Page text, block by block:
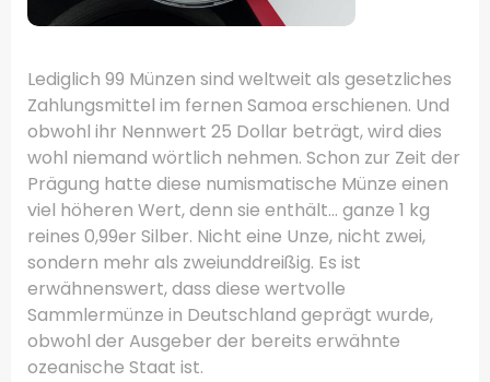
Lediglich 99 Münzen sind weltweit als gesetzliches
Zahlungsmittel im fernen Samoa erschienen. Und
obwohl ihr Nennwert 25 Dollar beträgt, wird dies
wohl niemand wörtlich nehmen. Schon zur Zeit der
Prägung hatte diese numismatische Münze einen
viel höheren Wert, denn sie enthält… ganze 1 kg
reines 0,99er Silber. Nicht eine Unze, nicht zwei,
sondern mehr als zweiunddreißig. Es ist
erwähnenswert, dass diese wertvolle
Sammlermünze in Deutschland geprägt wurde,
obwohl der Ausgeber der bereits erwähnte
ozeanische Staat ist.